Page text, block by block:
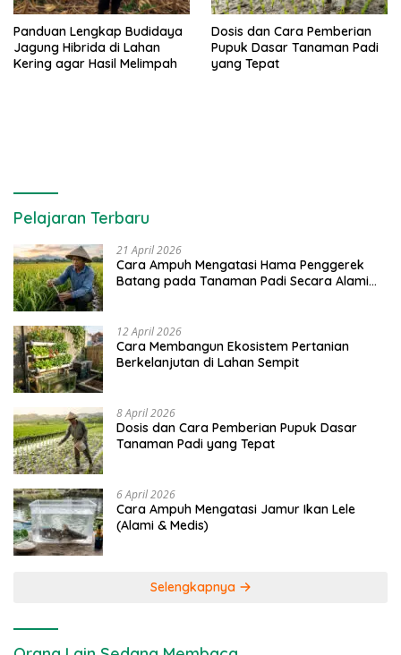
Panduan Lengkap Budidaya
Jagung Hibrida di Lahan
Kering agar Hasil Melimpah
Dosis dan Cara Pemberian
Pupuk Dasar Tanaman Padi
yang Tepat
Pelajaran Terbaru
21 April 2026
Cara Ampuh Mengatasi Hama Penggerek
Batang pada Tanaman Padi Secara Alami
12 April 2026
Cara Membangun Ekosistem Pertanian
Berkelanjutan di Lahan Sempit
8 April 2026
Dosis dan Cara Pemberian Pupuk Dasar
Tanaman Padi yang Tepat
6 April 2026
Cara Ampuh Mengatasi Jamur Ikan Lele
(Alami & Medis)
Selengkapnya